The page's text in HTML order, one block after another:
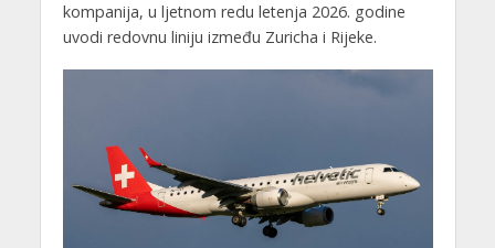
kompanija, u ljetnom redu letenja 2026. godine
uvodi redovnu liniju između Zuricha i Rijeke.